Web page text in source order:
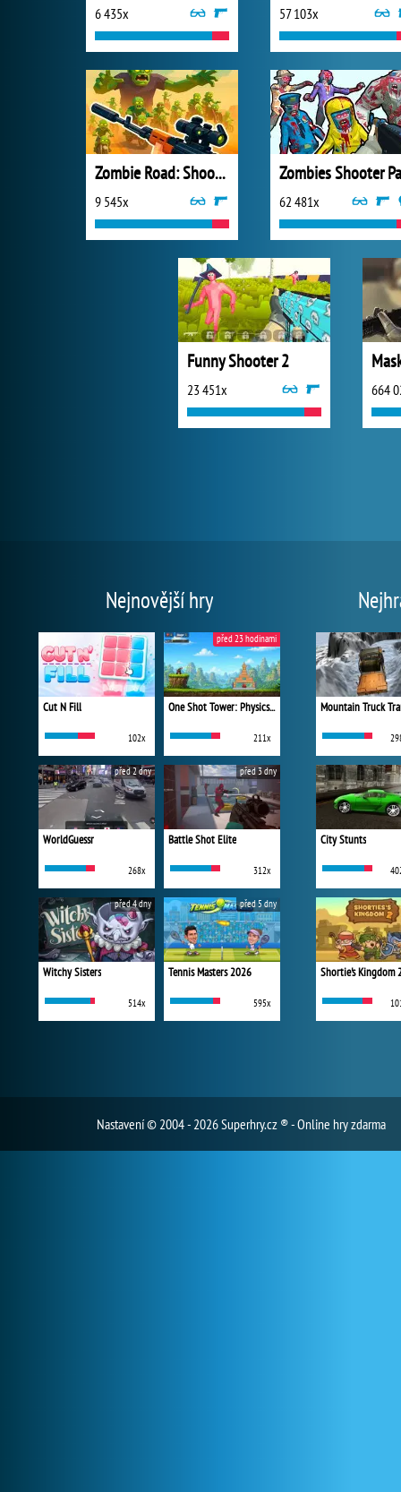
6 435x 57 103x
Zombie Road: Shooter with Destruction
9 545x 62 481x
Funny Shooter 2
23 451x 664
Nejnovější hry
Cut N Fill
102x
One Shot Tower: Physics Destroyer
211x
před 23 hodinami
WorldGuessr
268x
před 2 dny
Battle Shot Elite
312x
před 3 dny
Witchy Sisters
514x
před 4 dny
Tennis Masters 2026
595x
před 5 dny
Mountain Truck
City Stunts
Shortie's Kingdom
Nastavení© 2004 - 2026 Superhry.cz ® - Online hry zdarma